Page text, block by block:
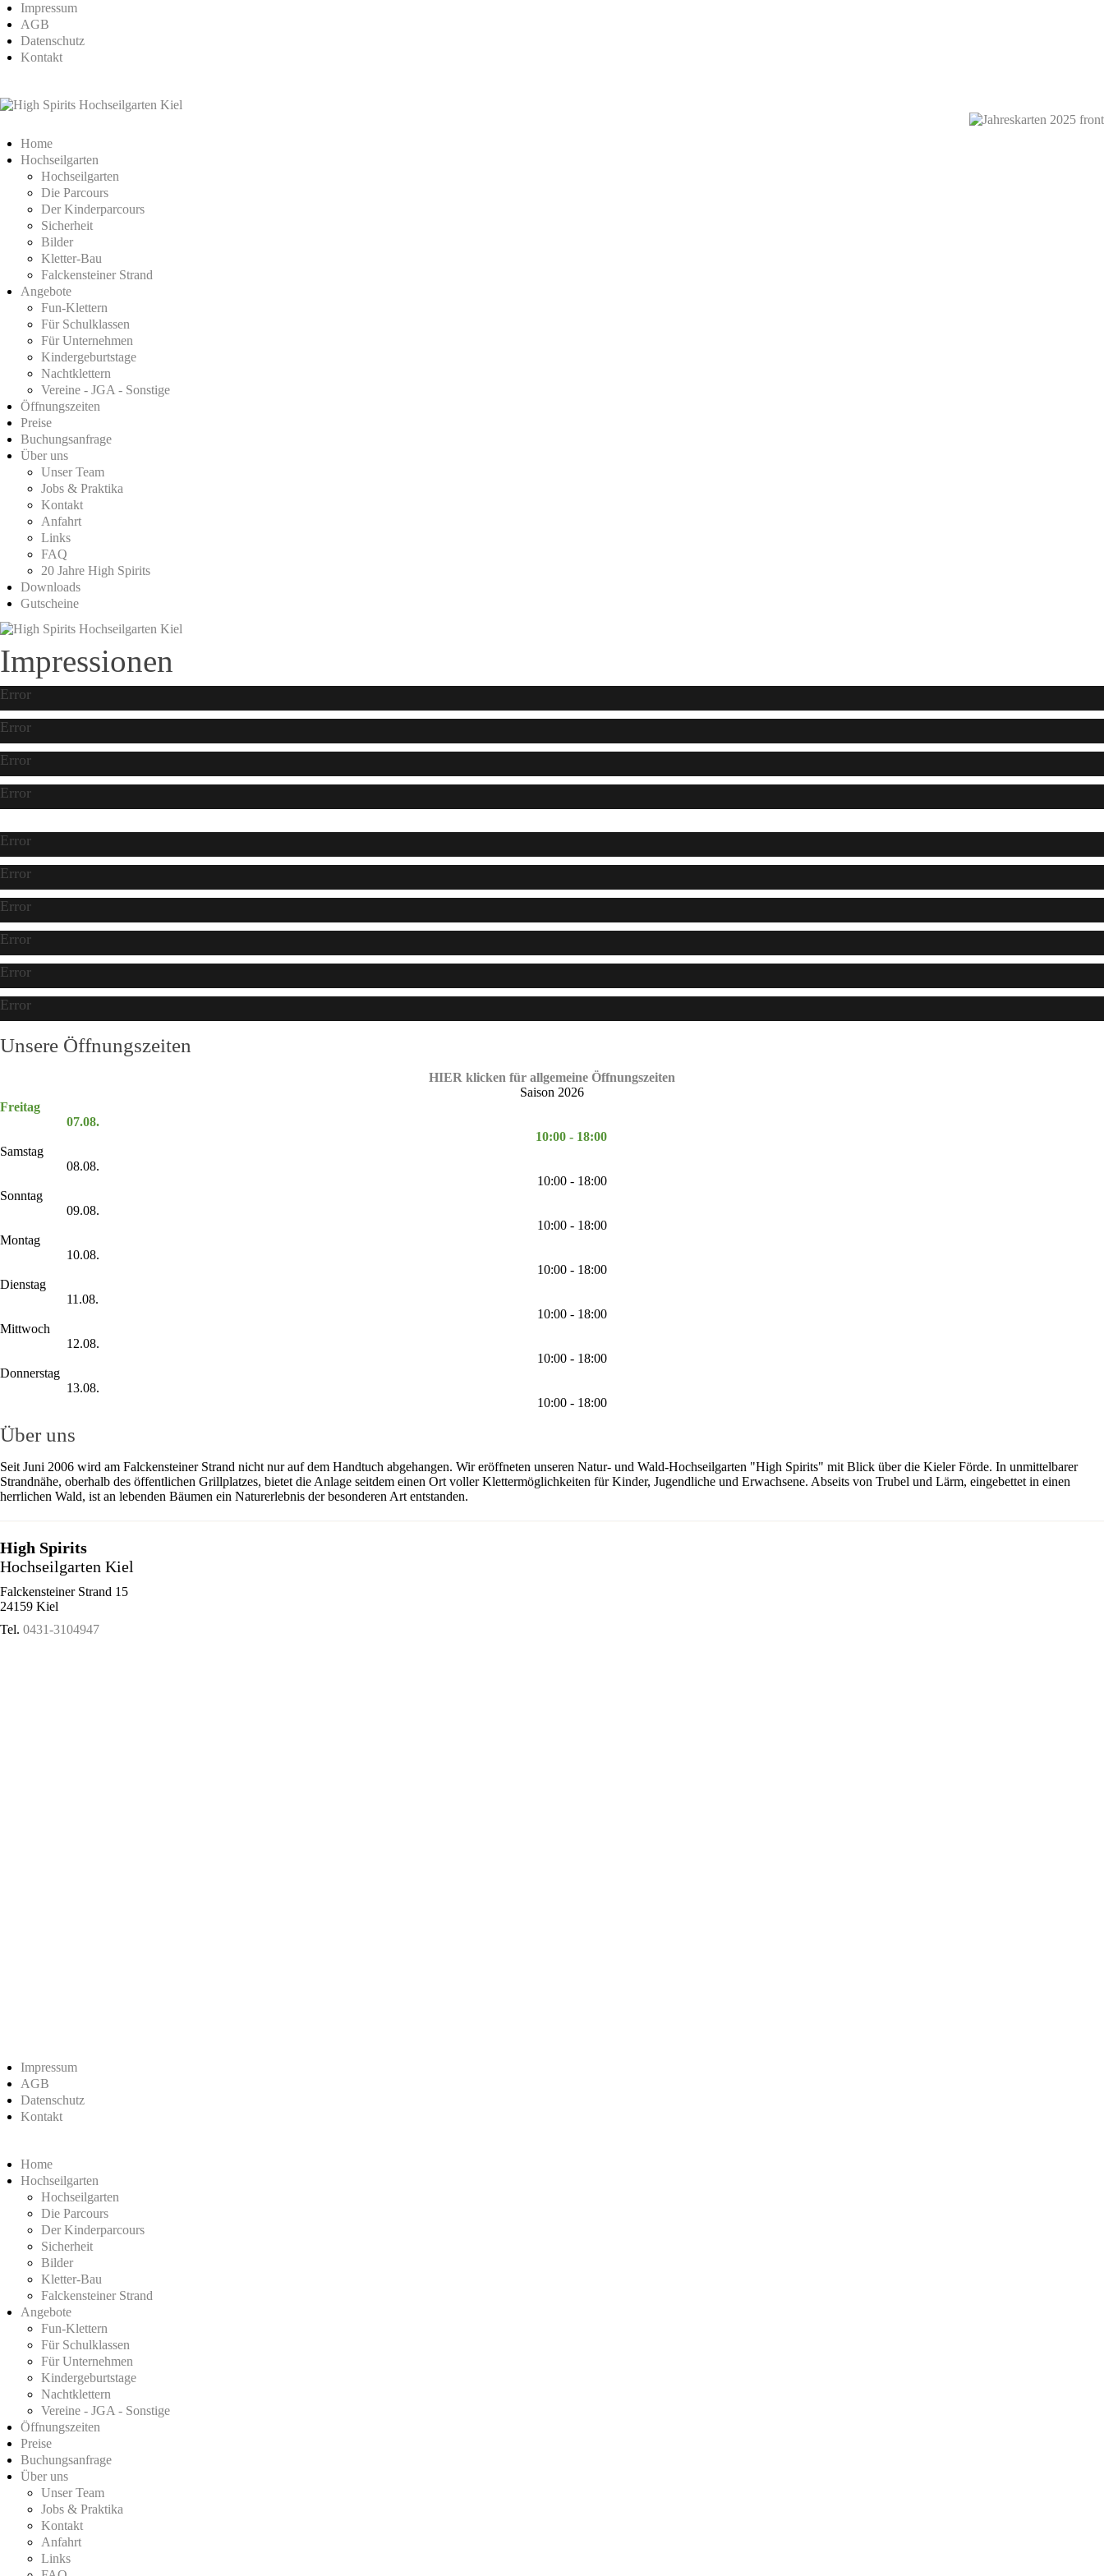
Impressum
AGB
Datenschutz
Kontakt
Home
Hochseilgarten
Hochseilgarten
Die Parcours
Der Kinderparcours
Sicherheit
Bilder
Kletter-Bau
Falckensteiner Strand
Angebote
Fun-Klettern
Für Schulklassen
Für Unternehmen
Kindergeburtstage
Nachtklettern
Vereine - JGA - Sonstige
Öffnungszeiten
Preise
Buchungsanfrage
Über uns
Unser Team
Jobs & Praktika
Kontakt
Anfahrt
Links
FAQ
20 Jahre High Spirits
Downloads
Gutscheine
Impressionen
Error
Error
Error
Error
Error
Error
Error
Error
Error
Error
Unsere Öffnungszeiten
HIER klicken für allgemeine Öffnungszeiten
Saison 2026
Freitag
07.08.
10:00 - 18:00
Samstag
08.08.
10:00 - 18:00
Sonntag
09.08.
10:00 - 18:00
Montag
10.08.
10:00 - 18:00
Dienstag
11.08.
10:00 - 18:00
Mittwoch
12.08.
10:00 - 18:00
Donnerstag
13.08.
10:00 - 18:00
Über uns
Seit Juni 2006 wird am Falckensteiner Strand nicht nur auf dem Handtuch abgehangen. Wir eröffneten unseren Natur- und Wald-Hochseilgarten "High Spirits" mit Blick über die Kieler Förde. In unmittelbarer
Strandnähe, oberhalb des öffentlichen Grillplatzes, bietet die Anlage seitdem einen Ort voller Klettermöglichkeiten für Kinder, Jugendliche und Erwachsene. Abseits von Trubel und Lärm, eingebettet in einen
herrlichen Wald, ist an lebenden Bäumen ein Naturerlebnis der besonderen Art entstanden.
High Spirits
Hochseilgarten Kiel
Falckensteiner Strand 15
24159 Kiel
Tel. 0431-3104947
Impressum
AGB
Datenschutz
Kontakt
Home
Hochseilgarten
Hochseilgarten
Die Parcours
Der Kinderparcours
Sicherheit
Bilder
Kletter-Bau
Falckensteiner Strand
Angebote
Fun-Klettern
Für Schulklassen
Für Unternehmen
Kindergeburtstage
Nachtklettern
Vereine - JGA - Sonstige
Öffnungszeiten
Preise
Buchungsanfrage
Über uns
Unser Team
Jobs & Praktika
Kontakt
Anfahrt
Links